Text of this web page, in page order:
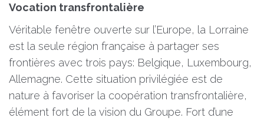
Vocation transfrontalière
Véritable fenêtre ouverte sur l’Europe, la Lorraine
est la seule région française à partager ses
frontières avec trois pays: Belgique, Luxembourg,
Allemagne. Cette situation privilégiée est de
nature à favoriser la coopération transfrontalière,
élément fort de la vision du Groupe. Fort d’une